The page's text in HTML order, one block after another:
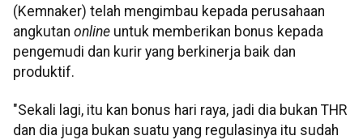
(Kemnaker) telah mengimbau kepada perusahaan
angkutan online untuk memberikan bonus kepada
pengemudi dan kurir yang berkinerja baik dan
produktif.
"Sekali lagi, itu kan bonus hari raya, jadi dia bukan THR
dan dia juga bukan suatu yang regulasinya itu sudah